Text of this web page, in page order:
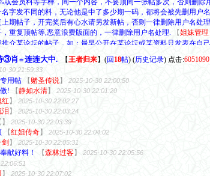
③肖≌连连大中. 【王者归来】 (回 18帖) (历史记录) 点击:6051090
30 21:59:33
用帖 【赌圣传说】 2025-10-30 22:00:50
! 【静如水清】 2025-10-30 22:01:20
红 】 2025-10-30 22:02:27
】 2025-10-30 22:03:24
】 2025-10-30 22:03:39
【红姐传奇】 2025-10-30 22:04:02
】 2025-10-30 22:05:31
献好料！ 【森林过客】 2025-10-30 22:05:56
】 2025-10-30 22:07:02